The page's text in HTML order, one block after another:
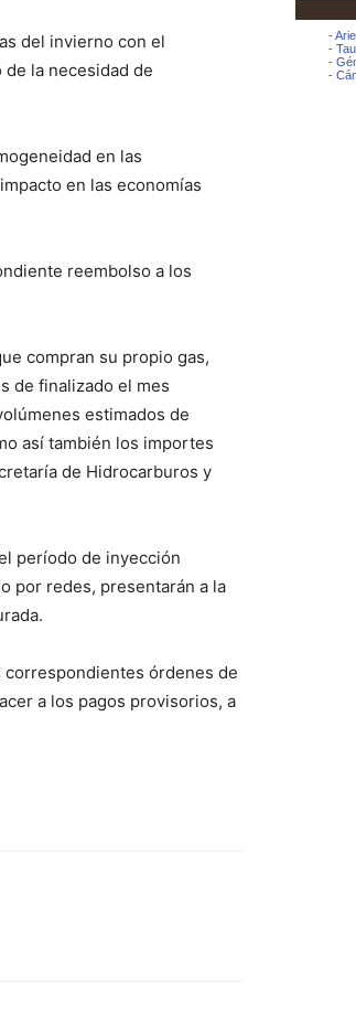
del invierno con el
la necesidad de
en las
en las economías
reembolso a los
compran su propio gas,
de finalizado el mes
estimados de
así también los importes
de Hidrocarburos y
período de inyección
por redes, presentarán a la
correspondientes órdenes de
a los pagos provisorios, a